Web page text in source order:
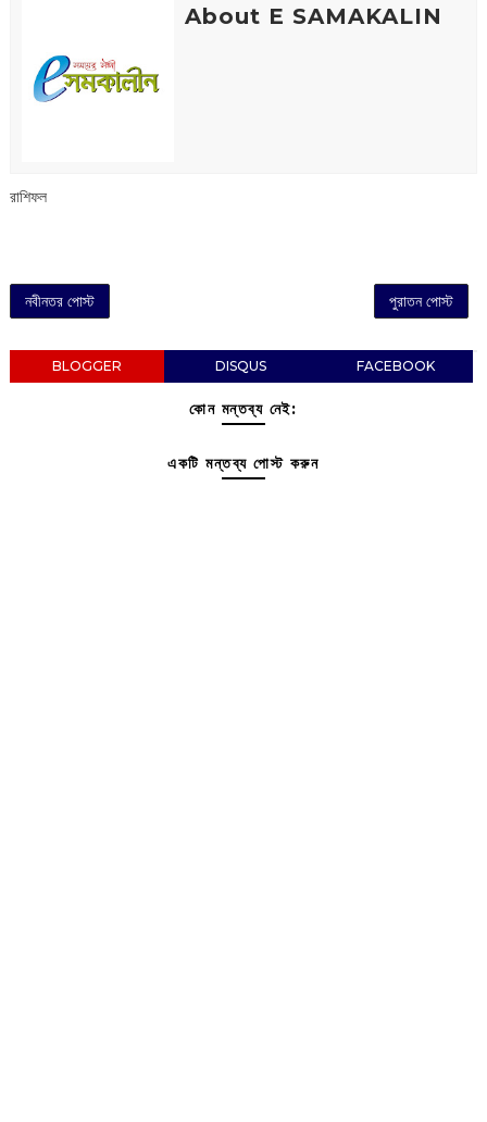
About E SAMAKALIN
রাশিফল
নবীনতর পোস্ট পুরাতন পোস্ট
BLOGGER DISQUS FACEBOOK
কোন মন্তব্য নেই:
একটি মন্তব্য পোস্ট করুন